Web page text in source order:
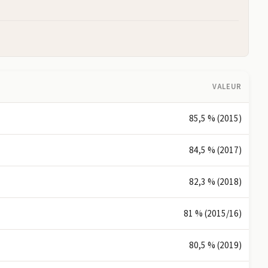
VALEUR
85,5 % (2015)
84,5 % (2017)
82,3 % (2018)
81 % (2015/16)
80,5 % (2019)